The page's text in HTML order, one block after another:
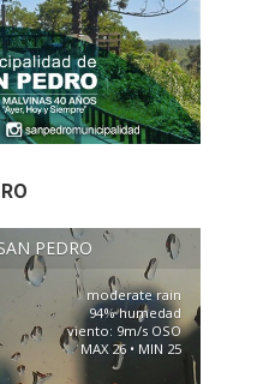
PEDRO
moderate rain
94% humedad
viento: 9m/s OSO
MAX 26 • MIN 25